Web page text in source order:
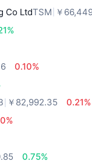
Co LtdTSM ￥
0.10%
￥82,992.35
0.21%
0.75%